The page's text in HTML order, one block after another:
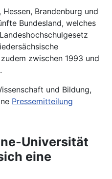
Brandenburg und
Bundesland, welches
zwischen 1993 und
und Bildung,
Pressemitteilung
Universität
eine